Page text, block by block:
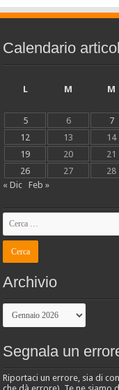
Calendario
L
M M
5
6 7
12
13 14
19
20 21
26
27 28
« Dic
Feb »
Archivio
Archivio
Segnala un
Riportaci un errore, sia di